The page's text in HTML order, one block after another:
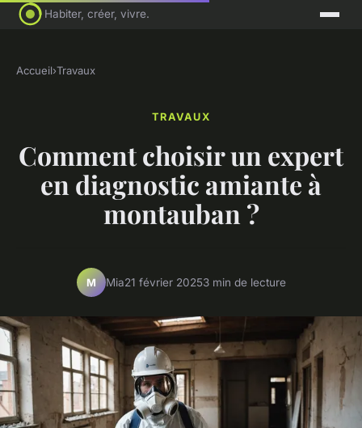
Habiter, créer, vivre.
Accueil›Travaux
TRAVAUX
Comment choisir un expert
en diagnostic amiante à
montauban ?
M Mia21 février 20253 min de lecture